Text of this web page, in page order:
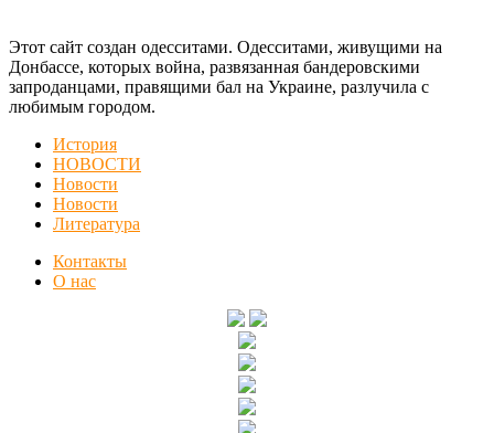
Этот сайт создан одесситами. Одесситами, живущими на
Донбассе, которых война, развязанная бандеровскими
запроданцами, правящими бал на Украине, разлучила с
любимым городом.
История
НОВОСТИ
Новости
Новости
Литература
Контакты
О нас